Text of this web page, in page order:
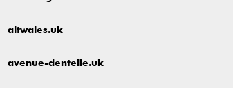
altwales.uk
avenue-dentelle.uk